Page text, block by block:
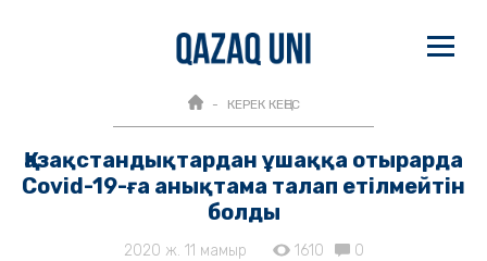
КЕРЕК КЕҢЕС
Қазақстандықтардан ұшаққа отырарда
Covid-19-ға анықтама талап етілмейтін
болды
2020 ж. 11 мамыр 1610 0